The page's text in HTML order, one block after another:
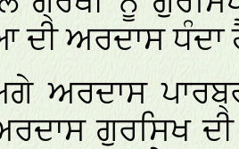
ਦੀ ਅਰਦਾਸ ਧੰਦਾ
ਅਰਦਾਸ
ਗੁਰਸਿਖ